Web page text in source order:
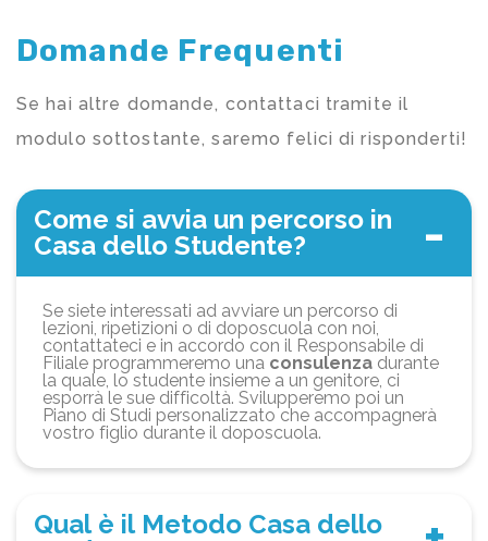
Domande Frequenti
Se hai altre domande, contattaci tramite il
modulo sottostante, saremo felici di risponderti!
Come si avvia un percorso in
Casa dello Studente?
Se siete interessati ad avviare un percorso di
lezioni, ripetizioni o di doposcuola con noi,
contattateci e in accordo con il Responsabile di
Filiale programmeremo una consulenza durante
la quale, lo studente insieme a un genitore, ci
esporrà le sue difficoltà. Svilupperemo poi un
Piano di Studi personalizzato che accompagnerà
vostro figlio durante il doposcuola.
Qual è il Metodo Casa dello